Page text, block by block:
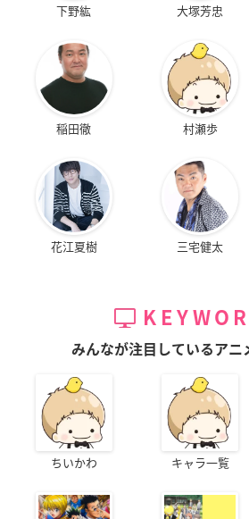
下野紘 大塚芳忠
稲田徹 村瀬歩
花江夏樹 三宅健太
みんなが注目しているアニ
ちいかわ キャラ一覧